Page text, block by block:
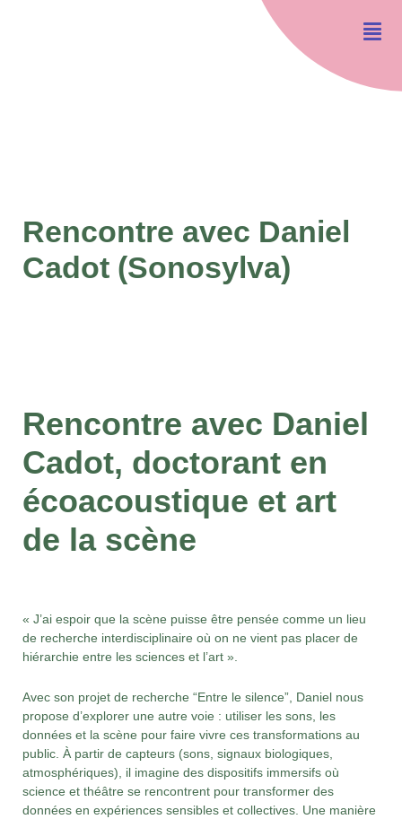
Rencontre avec Daniel
Cadot (Sonosylva)
Rencontre avec Daniel
Cadot, doctorant en
écoacoustique et art
de la scène
« J’ai espoir que la scène puisse être pensée comme un lieu
de recherche interdisciplinaire où on ne vient pas placer de
hiérarchie entre les sciences et l’art ».
Avec son projet de recherche “Entre le silence”, Daniel nous
propose d’explorer une autre voie : utiliser les sons, les
données et la scène pour faire vivre ces transformations au
public. À partir de capteurs (sons, signaux biologiques,
atmosphériques), il imagine des dispositifs immersifs où
science et théâtre se rencontrent pour transformer des
données en expériences sensibles et collectives. Une manière